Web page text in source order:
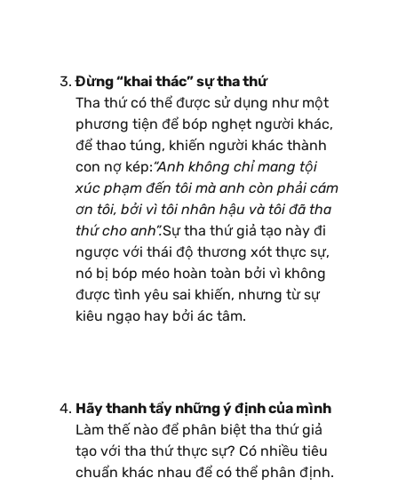
Đừng “khai thác” sự tha thứ
Tha thứ có thể được sử dụng như một
phương tiện để bóp nghẹt người khác,
để thao túng, khiến người khác thành
con nợ kép:“Anh không chỉ mang tội
xúc phạm đến tôi mà anh còn phải cám
ơn tôi, bởi vì tôi nhân hậu và tôi đã tha
thứ cho anh”.Sự tha thứ giả tạo này đi
ngược với thái độ thương xót thực sự,
nó bị bóp méo hoàn toàn bởi vì không
được tình yêu sai khiến, nhưng từ sự
kiêu ngạo hay bởi ác tâm.
Hãy thanh tẩy những ý định của mình
Làm thế nào để phân biệt tha thứ giả
tạo với tha thứ thực sự? Có nhiều tiêu
chuẩn khác nhau để có thể phân định.